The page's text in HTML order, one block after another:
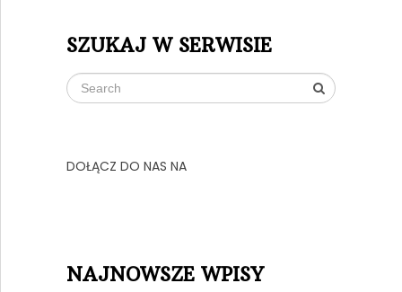
SZUKAJ W SERWISIE
DOŁĄCZ DO NAS NA
NAJNOWSZE WPISY